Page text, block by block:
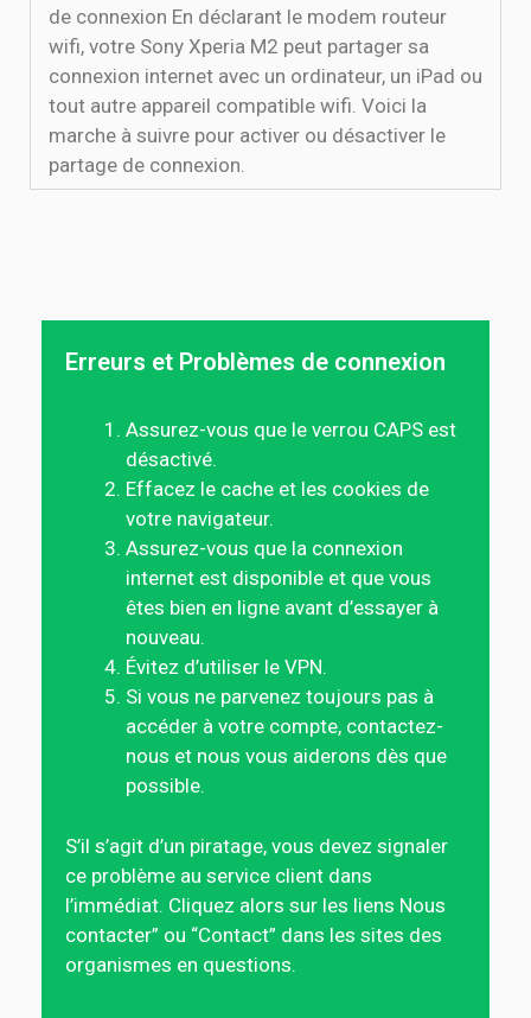
de connexion En déclarant le modem routeur
wifi, votre Sony Xperia M2 peut partager sa
connexion internet avec un ordinateur, un iPad ou
tout autre appareil compatible wifi. Voici la
marche à suivre pour activer ou désactiver le
partage de connexion.
Erreurs et Problèmes de connexion
Assurez-vous que le verrou CAPS est
désactivé.
Effacez le cache et les cookies de
votre navigateur.
Assurez-vous que la connexion
internet est disponible et que vous
êtes bien en ligne avant d’essayer à
nouveau.
Évitez d’utiliser le VPN.
Si vous ne parvenez toujours pas à
accéder à votre compte, contactez-
nous et nous vous aiderons dès que
possible.
S’il s’agit d’un piratage, vous devez signaler
ce problème au service client dans
l’immédiat. Cliquez alors sur les liens Nous
contacter” ou “Contact” dans les sites des
organismes en questions.